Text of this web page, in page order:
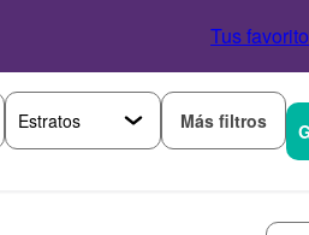
Tus
Más filtros